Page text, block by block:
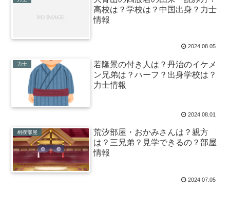
高校は？学校は？中国出身？力士
情報
2024.08.05
力士
若隆景の付き人は？丹治のイケメ
ン兄弟は？ハーフ？出身学校は？
力士情報
2024.08.01
相撲部屋
荒汐部屋・おかみさんは？親方
は？三兄弟？見学できるの？部屋
情報
2024.07.05